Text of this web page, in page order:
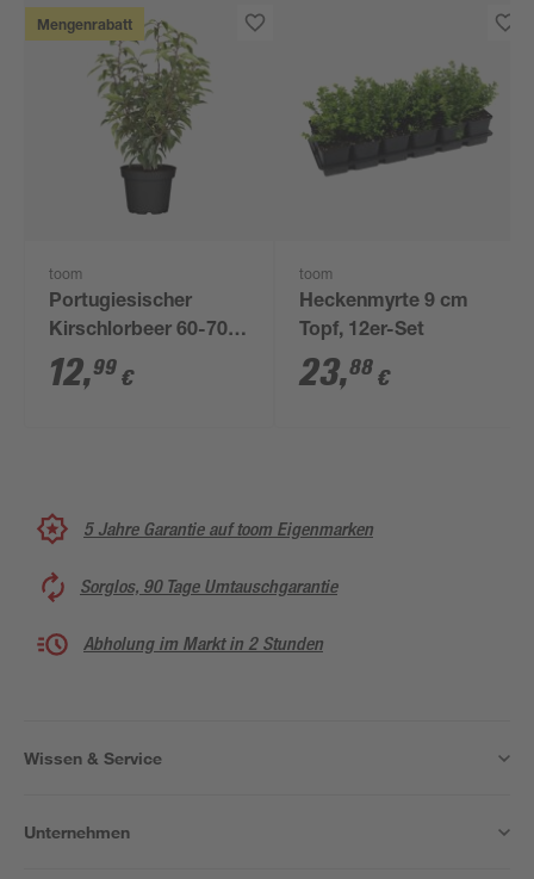
Mengenrabatt
toom
Portugiesischer
Kirschlorbeer 60-70
cm
12,99 €
toom
Heckenmyrte 9 cm
Topf, 12er-Set
23,88 €
5 Jahre Garantie auf toom Eigenmarken
Sorglos, 90 Tage Umtauschgarantie
Abholung im Markt in 2 Stunden
Wissen & Service
Unternehmen